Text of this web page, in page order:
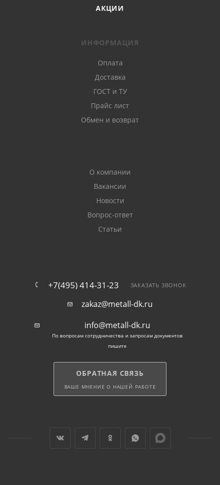
АКЦИИ
ИНФОРМАЦИЯ
Оплата
Доставка
ГОСТ и ТУ
Прайс лист
Обмен и возврат
О компании
Вакансии
Новости
Вопрос-ответ
Статьи
+7(495) 414-31-23 ЗАКАЗАТЬ ЗВОНОК
zakaz@metall-dk.ru
info@metall-dk.ru
По вопросам сотрудничества и запросам документов
пишите
ОБРАТНАЯ СВЯЗЬ
ВАШЕ МНЕНИЕ О НАШЕЙ РАБОТЕ